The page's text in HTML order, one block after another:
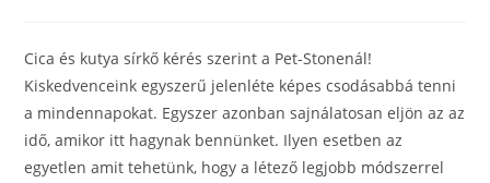
Cica és kutya sírkő kérés szerint a Pet-Stonenál!
Kiskedvenceink egyszerű jelenléte képes csodásabbá tenni
a mindennapokat. Egyszer azonban sajnálatosan eljön az az
idő, amikor itt hagynak bennünket. Ilyen esetben az
egyetlen amit tehetünk, hogy a létező legjobb módszerrel